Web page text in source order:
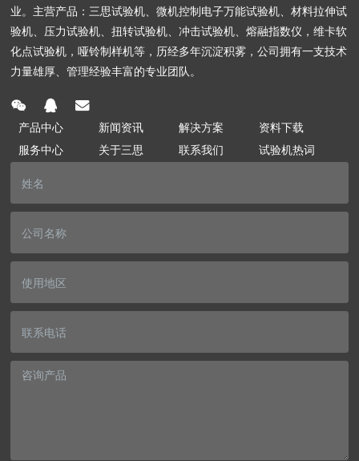
业。主营产品：三思试验机、微机控制电子万能试验机、材料拉伸试
验机、压力试验机、扭转试验机、冲击试验机、熔融指数仪，维卡软
化点试验机，哑铃制样机等，历经多年沉淀积雾，公司拥有一支技术
力量雄厚、管理经验丰富的专业团队。
产品中心 新闻资讯 解决方案
资料下载
服务中心
关于三思 联系我们 试验机热词